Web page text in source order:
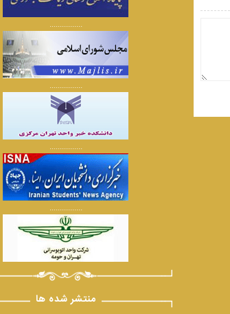
................
................
................
................
منتشر شده ها